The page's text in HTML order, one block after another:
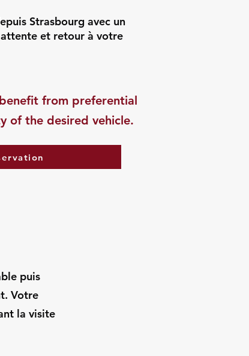
Strasbourg avec un
et retour à votre
from preferential
of the desired vehicle.
puis
Votre
la visite